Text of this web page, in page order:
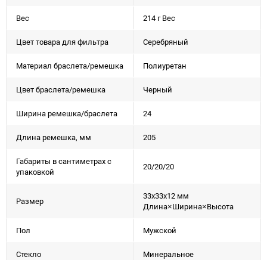
Вес 214 г Вес
Цвет товара для фильтра Серебряный
Материал браслета/ремешка Полиуретан
Цвет браслета/ремешка Черный
Ширина ремешка/браслета 24
Длина ремешка, мм 205
Габариты в сантиметрах с
упаковкой
20/20/20
Размер
33x33x12 мм
Длина×Ширина×Высота
Пол Мужской
Стекло Минеральное